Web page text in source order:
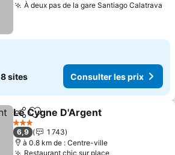
À deux pas de la gare Santiago Calatrava
8 sites Consulter les prix
PartagerAjouter à mes favoris
Le Cygne D'Argent
3 Étoiles
6,9
1 743
à 0.8 km de : Centre-ville
Restaurant chic sur place